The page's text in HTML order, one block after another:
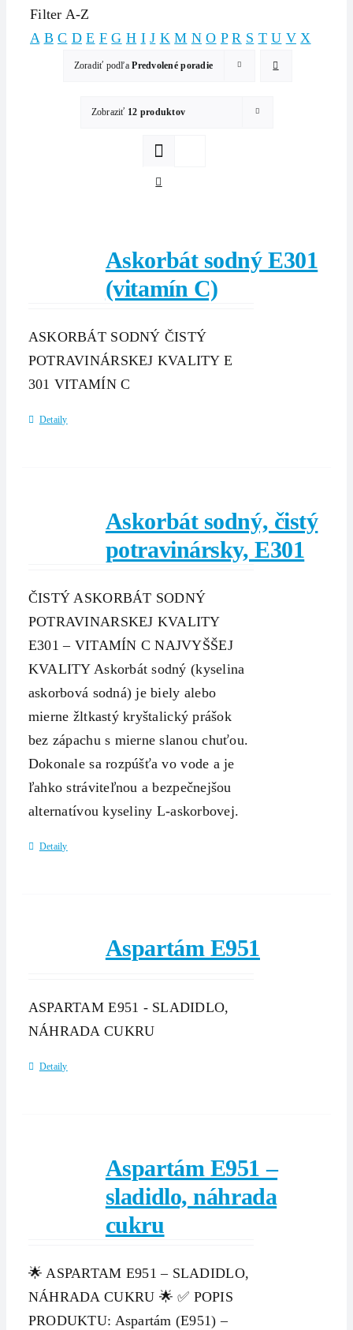
Filter A-Z
A B C D E F G H I J K M N O P R S T U V X
Zoradiť podľaPredvolené poradie
Zobraziť 12 produktov
Askorbát sodný E301
(vitamín C)
ASKORBÁT SODNÝ ČISTÝ
POTRAVINÁRSKEJ KVALITY E
301 VITAMÍN C
Detaily
Askorbát sodný, čistý
potravinársky, E301
ČISTÝ ASKORBÁT SODNÝ
POTRAVINARSKEJ KVALITY
E301 – VITAMÍN C NAJVYŠŠEJ
KVALITY Askorbát sodný (kyselina
askorbová sodná) je biely alebo
mierne žltkastý kryštalický prášok
bez zápachu s mierne slanou chuťou.
Dokonale sa rozpúšťa vo vode a je
ľahko stráviteľnou a bezpečnejšou
alternatívou kyseliny L-askorbovej.
Detaily
Aspartám E951
ASPARTAM E951 - SLADIDLO,
NÁHRADA CUKRU
Detaily
Aspartám E951 –
sladidlo, náhrada
cukru
🌟 ASPARTAM E951 – SLADIDLO,
NÁHRADA CUKRU 🌟 ✅ POPIS
PRODUKTU: Aspartám (E951) –